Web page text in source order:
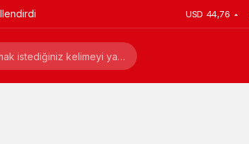
USD 44,76